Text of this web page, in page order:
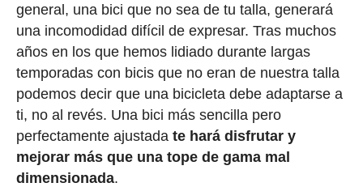
general, una bici que no sea de tu talla, generará
una incomodidad difícil de expresar. Tras muchos
años en los que hemos lidiado durante largas
temporadas con bicis que no eran de nuestra talla
podemos decir que una bicicleta debe adaptarse a
ti, no al revés. Una bici más sencilla pero
perfectamente ajustada te hará disfrutar y
mejorar más que una tope de gama mal
dimensionada.